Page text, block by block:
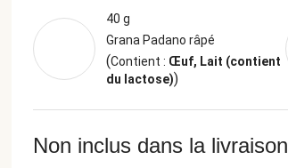
40 g
Grana Padano râpé
(Contient : Œuf, Lait (contient
du lactose))
Non inclus dans la livraison